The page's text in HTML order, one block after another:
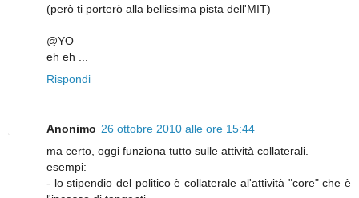
(però ti porterò alla bellissima pista dell'MIT)
@YO
eh eh ...
Rispondi
Anonimo 26 ottobre 2010 alle ore 15:44
ma certo, oggi funziona tutto sulle attività collaterali.
esempi:
- lo stipendio del politico è collaterale al'attività "core" che è